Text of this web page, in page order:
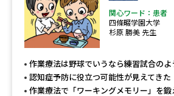
関心ワード：患者
四條畷学園大学
杉原 勝美 先生
作業療法は野球でいうなら練習試合のよ
認知症予防に役立つ可能性が見えてきた
作業療法で「ワーキングメモリー」を鍛